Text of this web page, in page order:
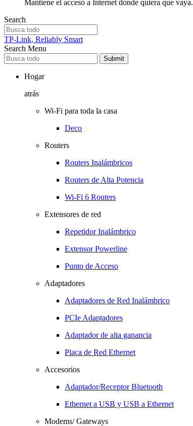
Mantiene el acceso a Internet donde quiera que vaya.
Search
TP-Link, Reliably Smart
Search Menu
Submit
Hogar
atrás
Wi-Fi para toda la casa
Deco
Routers
Routers Inalámbricos
Routers de Alta Potencia
Wi-Fi 6 Routers
Extensores de red
Repetidor Inalámbrico
Extensor Powerline
Punto de Acceso
Adaptadores
Adaptadores de Red Inalámbrico
PCIe Adaptadores
Adaptador de alta ganancia
Placa de Red Ethernet
Accesorios
Adaptador/Receptor Bluetooth
Ethernet a USB y USB a Ethernet
Modems/ Gateways